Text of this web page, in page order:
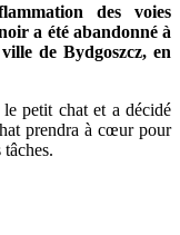
des voies
a été abandonné à
de Bydgoszcz, en
petit chat et a décidé
prendra à cœur pour